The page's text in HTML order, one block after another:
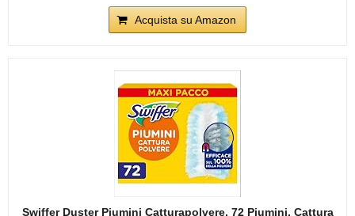
Acquista su Amazon
Swiffer Duster Piumini Catturapolvere, 72 Piumini, Cattura